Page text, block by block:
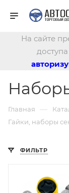
На сайте
Главная —
Гайки, наборы
ФИЛЬТР